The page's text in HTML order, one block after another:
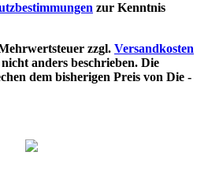
zur Kenntnis
zzgl. Versandkosten
anders beschrieben. Die
dem bisherigen Preis von Die -